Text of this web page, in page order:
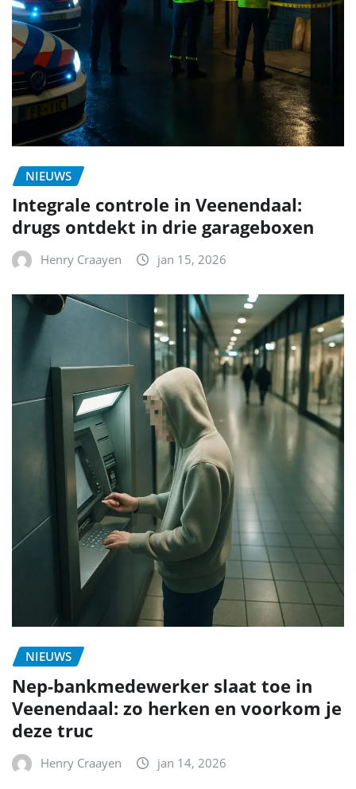
NIEUWS
Integrale controle in Veenendaal:
drugs ontdekt in drie garageboxen
Henry Craayen jan 15, 2026
NIEUWS
Nep-bankmedewerker slaat toe in
Veenendaal: zo herken en voorkom je
deze truc
Henry Craayen jan 14, 2026